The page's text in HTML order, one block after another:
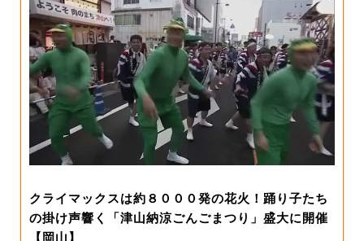
クライマックスは約８０００発の花火！踊り子たち
の掛け声響く「津山納涼ごんごまつり」盛大に開催
【岡山】